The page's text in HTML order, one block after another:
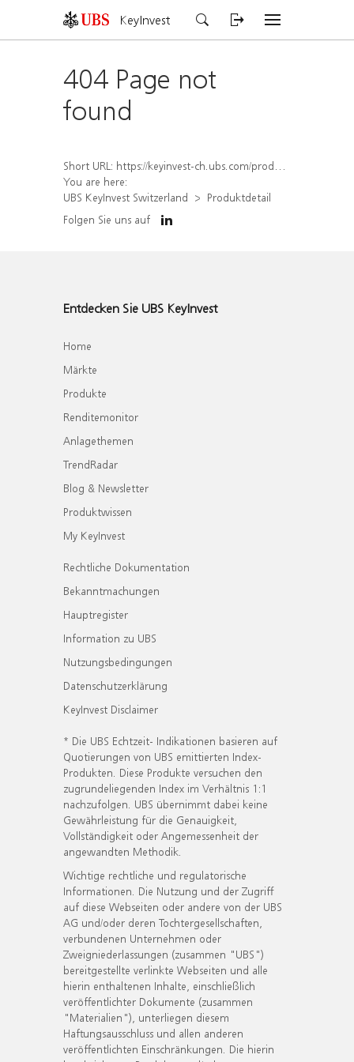
KeyInvest
404 Page not
found
Short URL: https://keyinvest-ch.ubs.com/produkt/detail/index/isin/CH1580499460
You are here:
UBS KeyInvest Switzerland
Produktdetail
Folgen Sie uns auf
Entdecken Sie UBS KeyInvest
Home
Märkte
Produkte
Renditemonitor
Anlagethemen
TrendRadar
Blog & Newsletter
Produktwissen
My KeyInvest
Rechtliche Dokumentation
Bekanntmachungen
Hauptregister
Information zu UBS
Nutzungsbedingungen
Datenschutzerklärung
KeyInvest Disclaimer
* Die UBS Echtzeit- Indikationen basieren auf
Quotierungen von UBS emittierten Index-
Produkten. Diese Produkte versuchen den
zugrundeliegenden Index im Verhältnis 1:1
nachzufolgen. UBS übernimmt dabei keine
Gewährleistung für die Genauigkeit,
Vollständigkeit oder Angemessenheit der
angewandten Methodik.
Wichtige rechtliche und regulatorische
Informationen. Die Nutzung und der Zugriff
auf diese Webseiten oder andere von der UBS
AG und/oder deren Tochtergesellschaften,
verbundenen Unternehmen oder
Zweigniederlassungen (zusammen "UBS")
bereitgestellte verlinkte Webseiten und alle
hierin enthaltenen Inhalte, einschließlich
veröffentlichter Dokumente (zusammen
"Materialien"), unterliegen diesem
Haftungsausschluss und allen anderen
veröffentlichten Einschränkungen. Die hierin